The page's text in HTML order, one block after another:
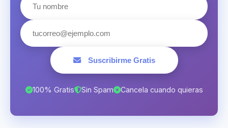
Suscribirme Gratis
100% Gratis Sin Spam Cancela cuando quieras